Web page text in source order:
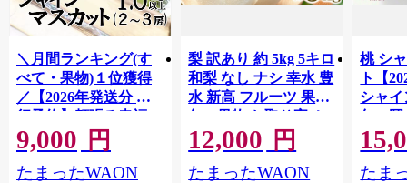
＼月間ランキング(す
べて・果物)１位獲得
／【2026年発送分 先
行予約】頬張る幸福
感 〜緑の宝石・ シ
ャインマスカット 〜
１ｋｇ以上（２〜３
9,000 円
たまったWAON
梨 訳あり 約 5kg 5キロ
和梨 なし ナシ 幸水 豊
水 新高 フルーツ 果物
旬の果物 お取り寄せ
グルメ 美味しい 甘い
人気 おすすめ 吉川果
樹園 宮城県 角田市
12,000 円
たまったWAON
桃 シ
ト【
シャ
旬の
品｜
もも 桃
旬 シ
たま